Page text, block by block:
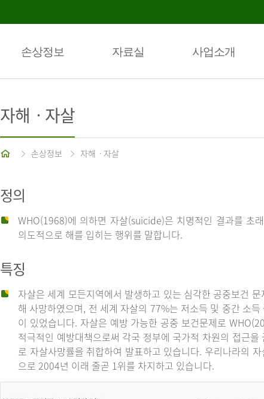
손상정보 자료실 사업소개
자해ㆍ자살
홈 손상정보 자해ㆍ자살
정의
WHO(1968)에 의하면 자살(suicide)은 치명적인 결과를 초
의도적으로 해를 입히는 행위를 말합니다.
특징
자살은 세계 모든지역에서 발생하고 있는 심각한 공중보건
해 사망하였으며, 전 세계 자살의 77%는 저소득 및 중간 소
이 있었습니다. 자살은 예방 가능한 공중 보건문제로
적극적인 예방대책으로써 각국 정부에 국가적 차원의 접근
로 자살사망률을 취합하여 발표하고 있습니다. 우리나라의
으로 2004년 이래 줄곧 1위를 차지하고 있습니다.